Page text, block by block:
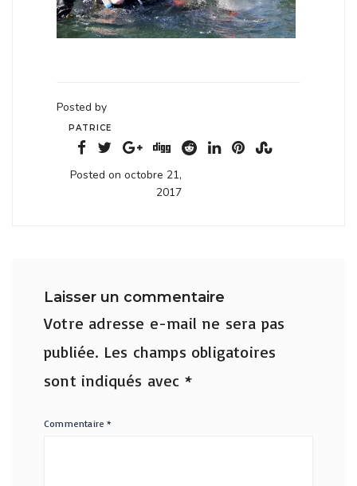
Posted by
PATRICE
Posted on octobre 21,
2017
Laisser un commentaire
Votre adresse e-mail ne sera pas
publiée. Les champs obligatoires
sont indiqués avec *
Commentaire*